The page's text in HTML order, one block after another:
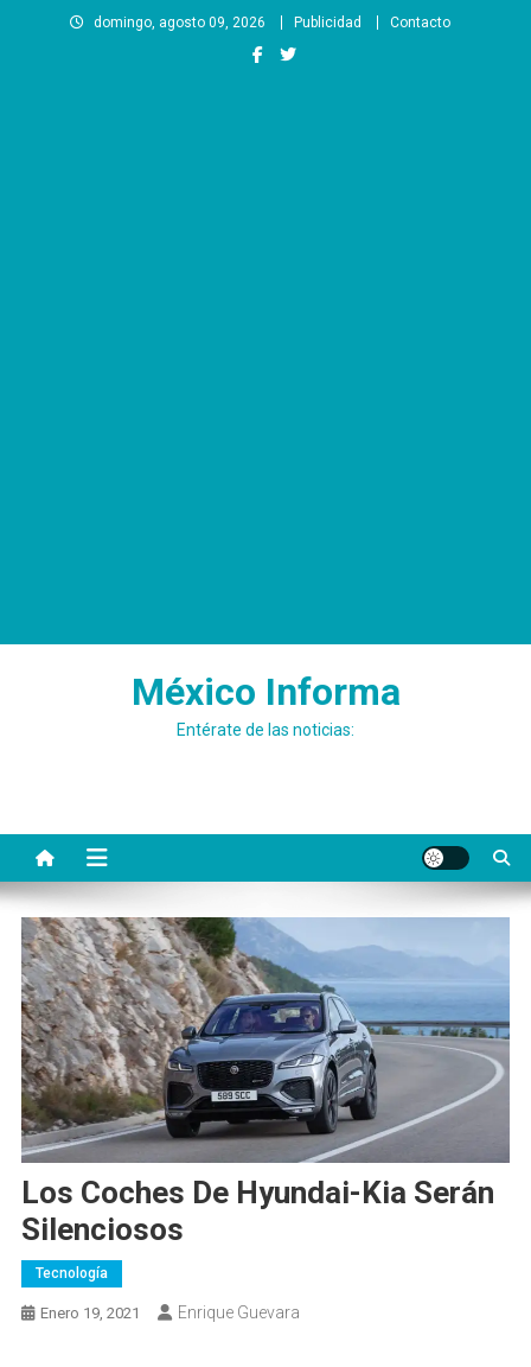
domingo, agosto 09, 2026 Publicidad Contacto
México Informa
Entérate de las noticias:
Los Coches De Hyundai-Kia Serán
Silenciosos
Tecnología
Enero 19, 2021 Enrique Guevara